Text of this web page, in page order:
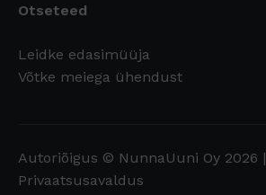
Otseteed
Leidke edasimüüja
Võtke meiega ühendust
Autoriõigus © NunnaUuni Oy 2026 |
Privaatsusavaldus